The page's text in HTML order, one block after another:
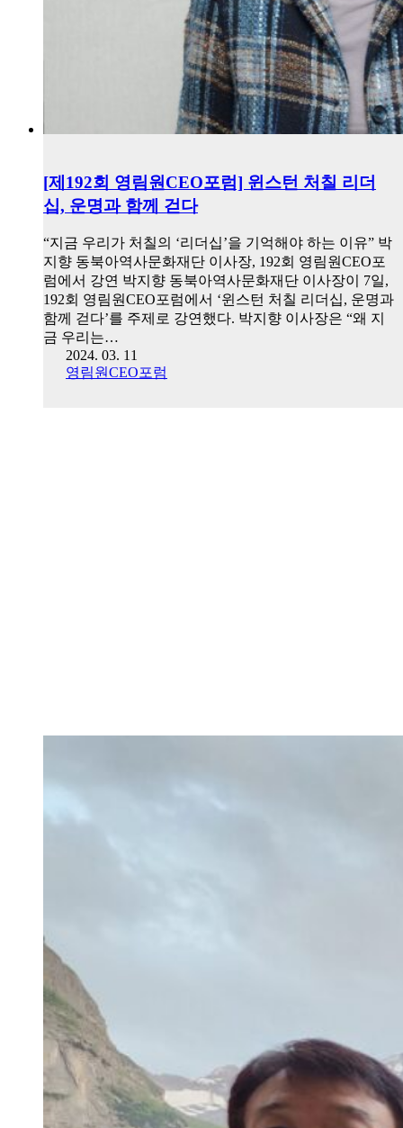
[제192회 영림원CEO포럼] 윈스턴 처칠 리더
십, 운명과 함께 걷다
“지금 우리가 처칠의 ‘리더십’을 기억해야 하는 이유” 박
지향 동북아역사문화재단 이사장, 192회 영림원CEO포
럼에서 강연 박지향 동북아역사문화재단 이사장이 7일,
192회 영림원CEO포럼에서 ‘윈스턴 처칠 리더십, 운명과
함께 걷다’를 주제로 강연했다. 박지향 이사장은 “왜 지
금 우리는…
2024. 03. 11
영림원CEO포럼